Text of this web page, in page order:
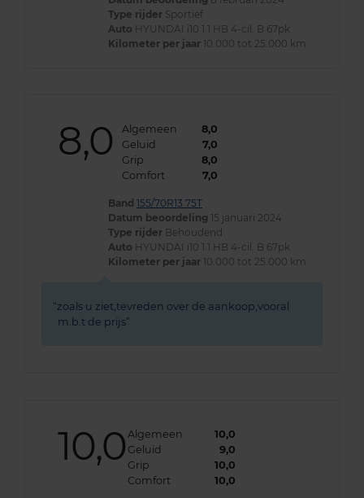
Type rijder Sportief
Auto HYUNDAI i10 1.1 HB 4-cil. B 67pk
Kilometer per jaar 10.000 tot 25.000 km
8,0 Algemeen
8,0
Geluid
7,0
Grip
8,0
Comfort
7,0
Band 155/70R13 75T
Datum beoordeling 15 januari 2024
Type rijder Behoudend
Auto HYUNDAI i10 1.1 HB 4-cil. B 67pk
Kilometer per jaar 10.000 tot 25.000 km
zoals u ziet,tevreden over de aankoop,vooral
m.b.t de prijs
10,0 Algemeen
10,0
Geluid
9,0
Grip
10,0
Comfort
10,0